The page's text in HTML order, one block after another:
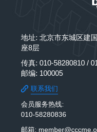
地址: 北京市东城区建
座8层
传真: 010-58280810 /
邮编: 100005
联系我们
会员服务热线:
010-58280836
邮箱: